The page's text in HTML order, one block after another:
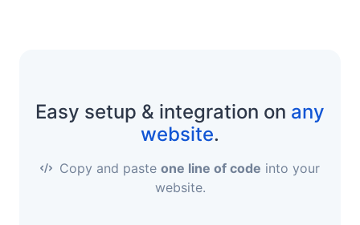
Easy setup & integration on any
website.
Copy and paste one line of code into your
website.